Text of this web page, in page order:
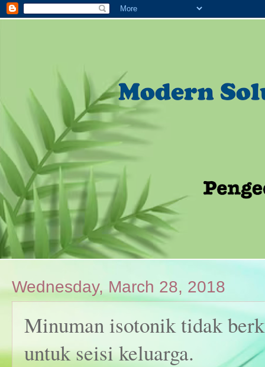
Wednesday, March 28, 2018
Minuman isotonik tidak
untuk seisi keluarga.